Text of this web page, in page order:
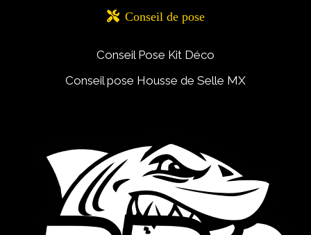
 Conseil de pose
Conseil Pose Kit Déco
Conseil pose Housse de Selle MX